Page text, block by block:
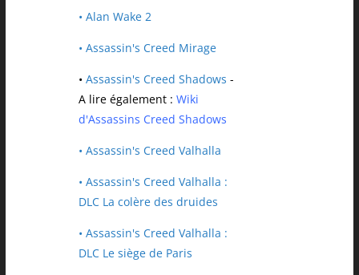
• Alan Wake 2
• Assassin's Creed Mirage
• Assassin's Creed Shadows -
A lire également : Wiki
d'Assassins Creed Shadows
• Assassin's Creed Valhalla
• Assassin's Creed Valhalla :
DLC La colère des druides
• Assassin's Creed Valhalla :
DLC Le siège de Paris